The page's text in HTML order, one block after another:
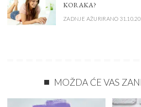
KORAKA?
ZADNJE AŽURIRANO
MOŽDA ĆE VAS